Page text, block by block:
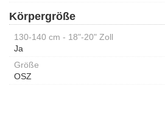
Körpergröße
130-140 cm - 18"-20" Zoll
Ja
Größe
OSZ